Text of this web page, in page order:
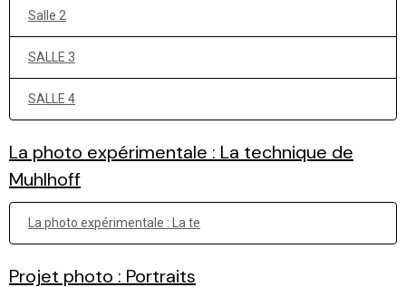
Salle 2
SALLE 3
SALLE 4
La photo expérimentale : La technique de
Muhlhoff
La photo expérimentale : La te
Projet photo : Portraits